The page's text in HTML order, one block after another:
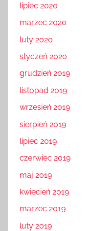
lipiec 2020
marzec 2020
luty 2020
styczeń 2020
grudzień 2019
listopad 2019
wrzesień 2019
sierpień 2019
lipiec 2019
czerwiec 2019
maj 2019
kwiecień 2019
marzec 2019
luty 2019